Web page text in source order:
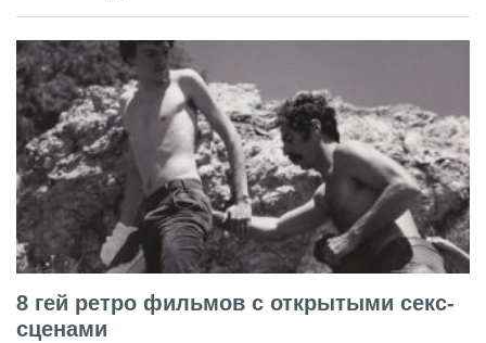
8 гей ретро фильмов с открытыми секс-
сценами